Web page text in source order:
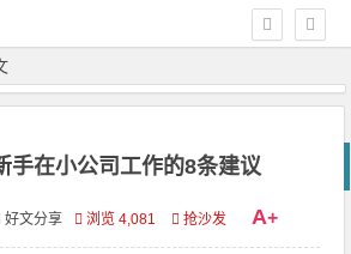
手在小公司工作的8条建议
好文分享 浏览 4,081 抢沙发 A+